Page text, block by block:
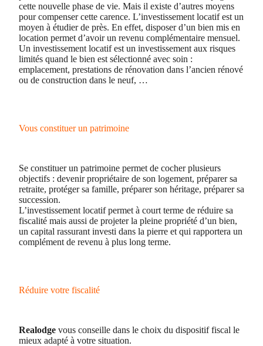
cette nouvelle phase de vie. Mais il existe d’autres moyens
pour compenser cette carence. L’investissement locatif est un
moyen à étudier de près. En effet, disposer d’un bien mis en
location permet d’avoir un revenu complémentaire mensuel.
Un investissement locatif est un investissement aux risques
limités quand le bien est sélectionné avec soin :
emplacement, prestations de rénovation dans l’ancien rénové
ou de construction dans le neuf, …
Vous constituer un patrimoine
Se constituer un patrimoine permet de cocher plusieurs
objectifs : devenir propriétaire de son logement, préparer sa
retraite, protéger sa famille, préparer son héritage, préparer sa
succession.
L’investissement locatif permet à court terme de réduire sa
fiscalité mais aussi de projeter la pleine propriété d’un bien,
un capital rassurant investi dans la pierre et qui rapportera un
complément de revenu à plus long terme.
Réduire votre fiscalité
Realodge vous conseille dans le choix du dispositif fiscal le
mieux adapté à votre situation.